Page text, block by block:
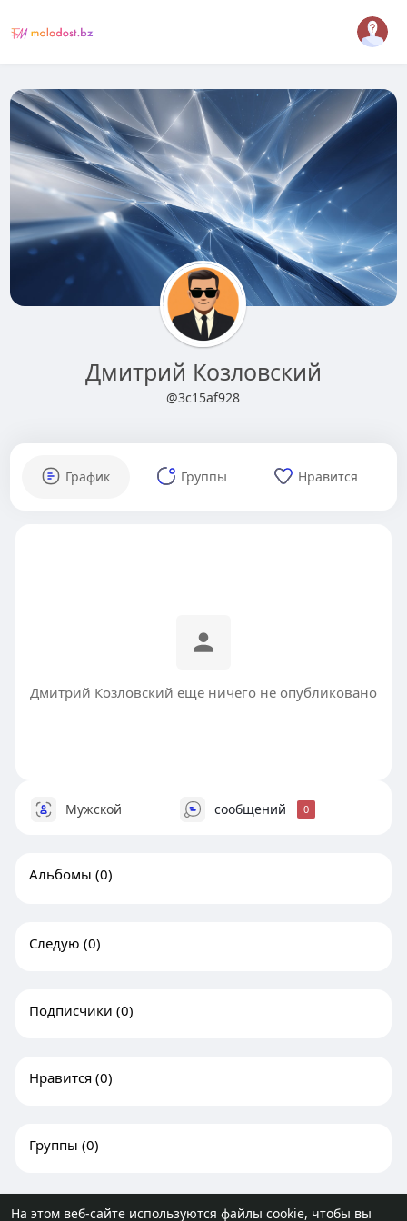
На этом веб-сайте используются файлы cookie, чтобы вы
Дмитрий Козловский
@3c15af928
График Группы Нравится
Дмитрий Козловский еще ничего не опубликовано
Мужской сообщений 0
Альбомы (0)
Следую (0)
Подписчики (0)
Нравится (0)
Группы (0)